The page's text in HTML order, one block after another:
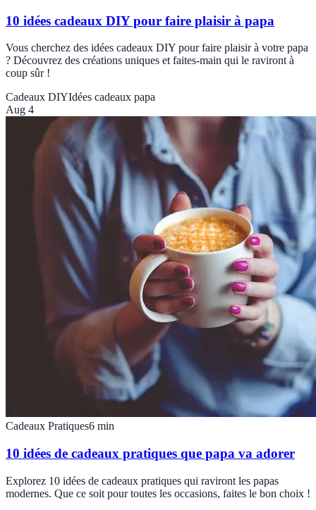
10 idées cadeaux DIY pour faire plaisir à papa
Vous cherchez des idées cadeaux DIY pour faire plaisir à votre papa
? Découvrez des créations uniques et faites-main qui le raviront à
coup sûr !
Cadeaux DIYIdées cadeaux papa
Aug 4
Cadeaux Pratiques6 min
10 idées de cadeaux pratiques que papa va adorer
Explorez 10 idées de cadeaux pratiques qui raviront les papas
modernes. Que ce soit pour toutes les occasions, faites le bon choix !